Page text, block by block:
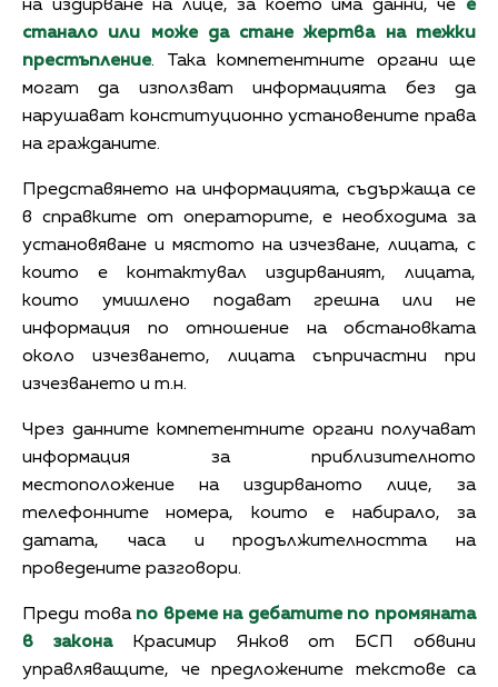
на издирване на лице, за което има данни, че е
станало или може да стане жертва на тежки
престъпление. Така компетентните органи ще
могат да използват информацията без да
нарушават конституционно установените права
на гражданите.
Представянето на информацията, съдържаща се
в справките от операторите, е необходима за
установяване и мястото на изчезване, лицата, с
които е контактувал издирваният, лицата,
които умишлено подават грешна или не
информация по отношение на обстановката
около изчезването, лицата съпричастни при
изчезването и т.н.
Чрез данните компетентните органи получават
информация за приблизителното
местоположение на издирваното лице, за
телефонните номера, които е набирало, за
датата, часа и продължителността на
проведените разговори.
Преди това по време на дебатите по промяната
в законаКрасимир Янков от БСП обвини
управляващите, че предложените текстове са